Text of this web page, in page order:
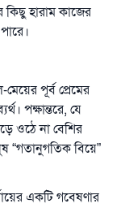
কিছু হারাম কাজের
পূর্ব প্রেমের
পক্ষান্তরে, যে
ওঠে না বেশির
“গতানুগতিক বিয়ে”
একটি গবেষণার